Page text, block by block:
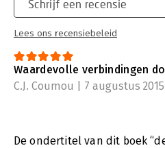
Schrijf een recensie
Lees ons recensiebeleid
Waardevolle verbindingen
C.J. Coumou | 7 augustus 2015
De ondertitel van dit boek